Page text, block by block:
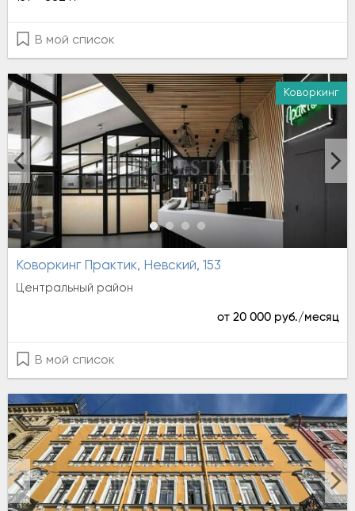
В мой список
Аренда
Коворкинг
Коворкинг Практик, Невский, 153
Центральный район
от 20 000 руб./месяц
В мой список